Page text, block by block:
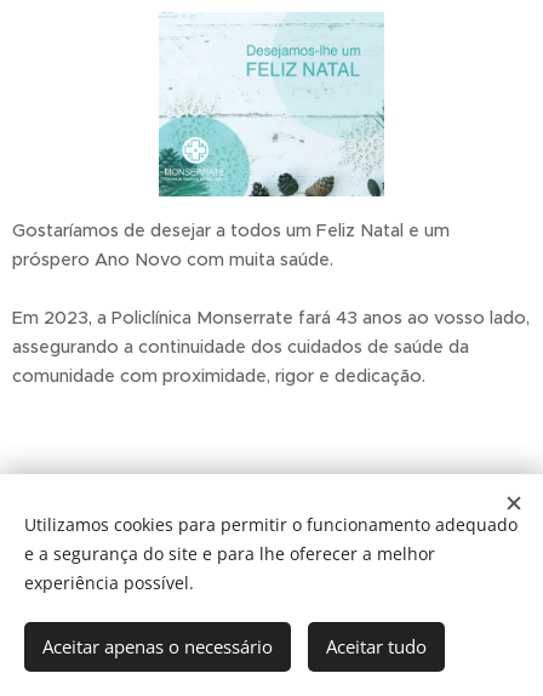
Gostaríamos de desejar a todos um Feliz Natal e um
próspero Ano Novo com muita saúde.
Em 2023, a Policlínica Monserrate fará 43 anos ao vosso lado,
assegurando a continuidade dos cuidados de saúde da
comunidade com proximidade, rigor e dedicação.
Monserrate ©2026
Webnode
Utilizamos cookies para permitir o funcionamento adequado
e a segurança do site e para lhe oferecer a melhor
experiência possível.
Aceitar apenas o necessário Aceitar tudo